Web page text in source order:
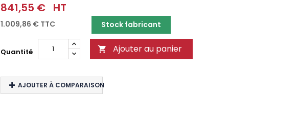
841,55 € HT
1.009,86 € TTC Stock fabricant
Quantité  Ajouter au panier
AJOUTER À COMPARAISON